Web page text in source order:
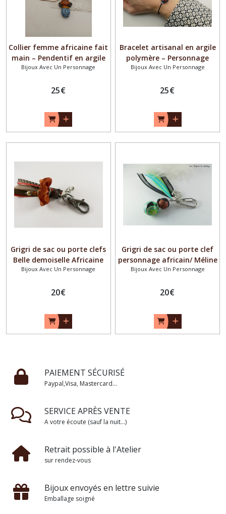
Collier femme africaine fait
main – Pendentif en argile
polymère – Bijou artisanal
original coloré – Cadeau
Bijoux Avec Un Personnage
25€
Bracelet artisanal en argile
polymère – Personnage
femme africaine inspiré du
bohème ethnique coloré –
Cadeau unique
Bijoux Avec Un Personnage
25€
Grigri de sac ou porte clefs
Belle demoiselle Africaine
Bijoux Avec Un Personnage
20€
Grigri de sac ou porte clef
personnage africain/ Méline
Bijoux Avec Un Personnage
20€
PAIEMENT SÉCURISÉ
Paypal,Visa, Mastercard...
SERVICE APRÈS VENTE
A votre écoute (sauf la nuit...)
Retrait possible à l'Atelier
sur rendez-vous
Bijoux envoyés en lettre suivie
Emballage soigné